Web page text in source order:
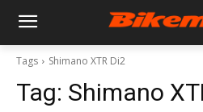
Tags Shimano XTR Di2
Tag: Shimano